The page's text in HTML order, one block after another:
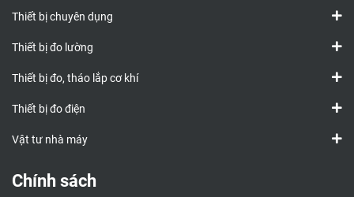
Thiết bị chuyên dụng
Thiết bị đo lường
Thiết bị đo, tháo lắp cơ khí
Thiết bị đo điện
Vật tư nhà máy
Chính sách